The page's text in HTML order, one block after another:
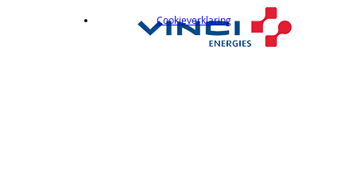
Cookieverklaring